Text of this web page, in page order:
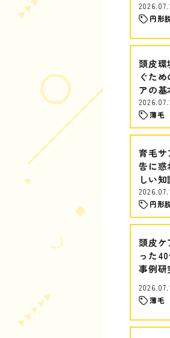
円形
頭皮環
ぐた
アの基
薄毛
育毛サ
告に惑
しい知
円形
頭皮ケ
った
事例研
薄毛